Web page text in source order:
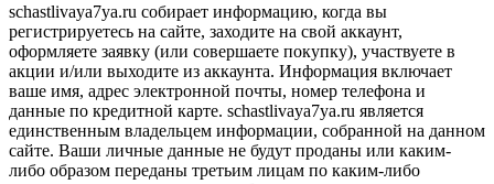
schastlivaya7ya.ru собирает информацию, когда вы
регистрируетесь на сайте, заходите на свой аккаунт,
оформляете заявку (или совершаете покупку), участвуете в
акции и/или выходите из аккаунта. Информация включает
ваше имя, адрес электронной почты, номер телефона и
данные по кредитной карте. schastlivaya7ya.ru является
единственным владельцем информации, собранной на данном
сайте. Ваши личные данные не будут проданы или каким-
либо образом переданы третьим лицам по каким-либо